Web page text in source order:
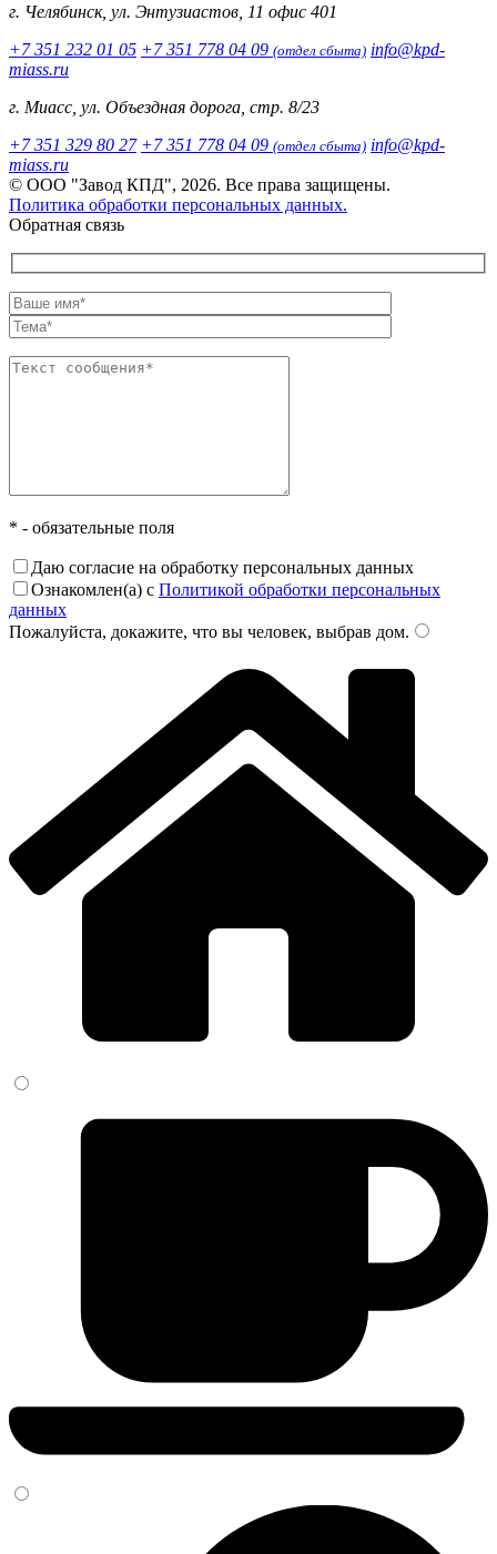
г. Челябинск, ул. Энтузиастов, 11 офис 401
+7 351 232 01 05 +7 351 778 04 09 (отдел сбыта) info@kpd-
miass.ru
г. Миасс, ул. Объездная дорога, стр. 8/23
+7 351 329 80 27 +7 351 778 04 09 (отдел сбыта) info@kpd-
miass.ru
© ООО "Завод КПД", 2026. Все права защищены.
Политика обработки персональных данных.
Обратная связь
* - обязательные поля
Даю согласие на обработку персональных данных
Ознакомлен(а) с Политикой обработки персональных
данных
Пожалуйста, докажите, что вы человек, выбрав дом.